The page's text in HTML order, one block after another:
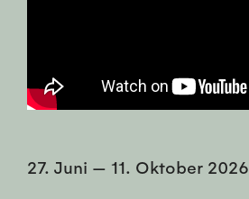
27. Juni — 11. Oktober 2026